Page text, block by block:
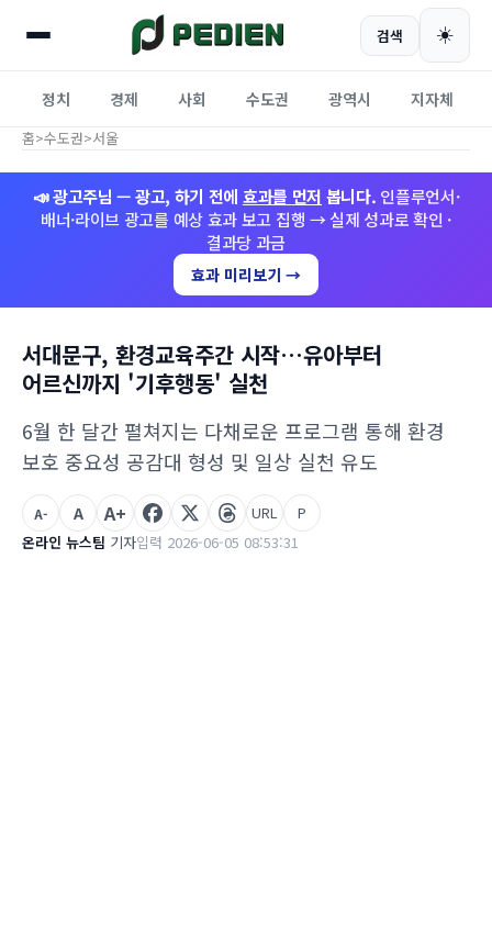
검색 ☀️
정치 경제 사회 수도권 광역시 지자체
홈>수도권>서울
📣 광고주님 — 광고, 하기 전에 효과를 먼저 봅니다. 인플루언서·
배너·라이브 광고를 예상 효과 보고 집행 → 실제 성과로 확인 ·
결과당 과금
효과 미리보기 →
서대문구, 환경교육주간 시작…유아부터
어르신까지 '기후행동' 실천
6월 한 달간 펼쳐지는 다채로운 프로그램 통해 환경
보호 중요성 공감대 형성 및 일상 실천 유도
온라인 뉴스팀 기자입력 2026-06-05 08:53:31
A- A A+ URL P